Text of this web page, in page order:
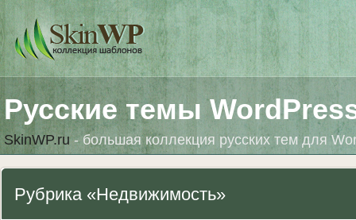
Русские темы
SkinWP.ru- большая коллекция русских тем для
Рубрика «Недвижимость»